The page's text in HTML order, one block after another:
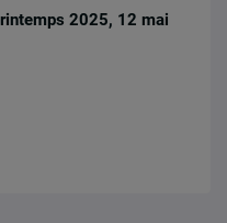
2025, 12 mai